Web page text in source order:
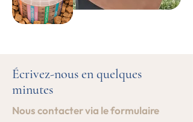
Écrivez-nous en quelques
minutes
Nous contacter via le formulaire